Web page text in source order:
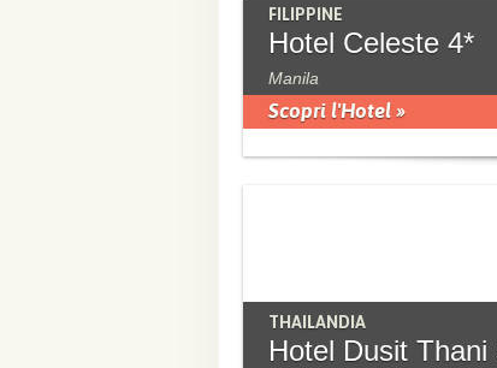
FILIPPINE
Hotel Celeste 4*
Manila
Scopri l'Hotel »
THAILANDIA
Hotel Dusit Thani